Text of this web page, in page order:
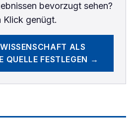
bevorzugt sehen?
Klick genügt.
ALS
QUELLE FESTLEGEN →